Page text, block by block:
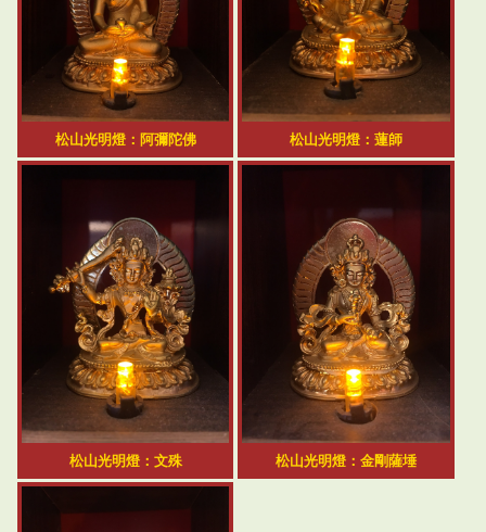
松山光明燈：阿彌陀佛 松山光明燈：蓮師
松山光明燈：文殊 松山光明燈：金剛薩埵